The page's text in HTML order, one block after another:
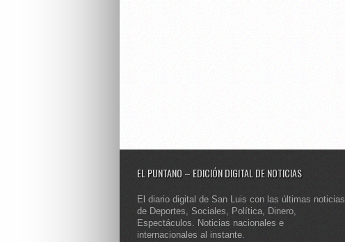
EL PUNTANO – EDICIÓN DIGITAL DE NOTICIAS
El diario digital de San Luis con las últimas noticias
de Deportes, Sociales, Política, Dinero,
Espectáculos. Noticias nacionales e
internacionales al instante.